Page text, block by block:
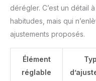
dérégler. C’est un détail
habitudes, mais qui
ajustements proposés.
Élément
réglable